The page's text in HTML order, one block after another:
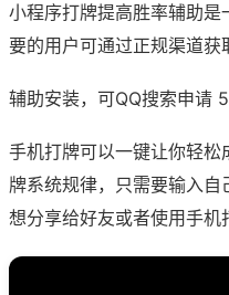
小程序打牌提高胜率辅助是
要的用户可通过正规渠道获
辅助安装，可QQ搜索申请
手机打牌可以一键让你轻松
牌系统规律，只需要输入
想分享给好友或者使用手机